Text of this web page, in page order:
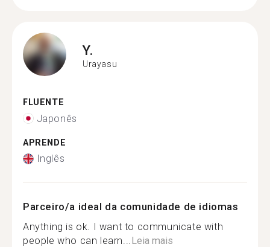
Y.
Urayasu
FLUENTE
Japonês
APRENDE
Inglês
Parceiro/a ideal da comunidade de idiomas
Anything is ok. I want to communicate with
people who can learn...Leia mais